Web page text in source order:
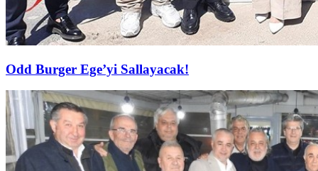
Odd Burger Ege’yi Sallayacak!